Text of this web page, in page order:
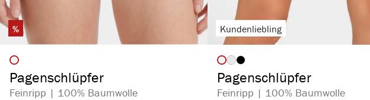
%
Artikelfarbe
Pagenschlüpfer
Feinripp | 100% Baumwolle
Kundenliebling
Artikelfarbe
(Diese Option ist zurzeit nicht verfügbar.)
Pagenschlüpfer
Feinripp | 100% Baumwolle